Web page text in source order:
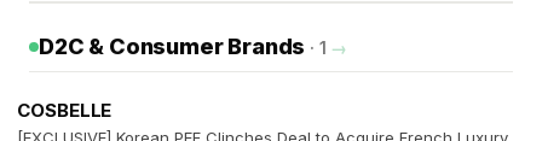
D2C & Consumer Brands · 1 →
COSBELLE